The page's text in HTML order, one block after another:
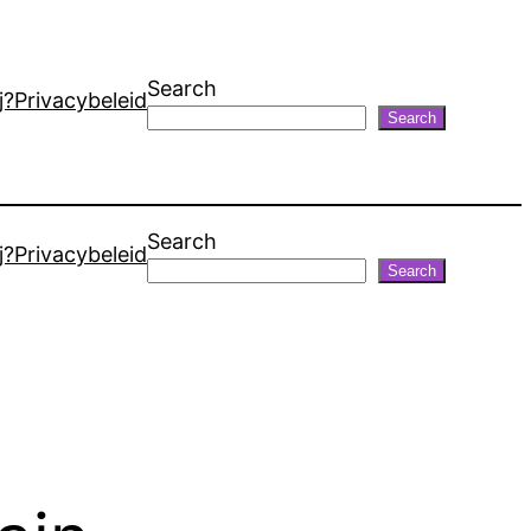
PrivacybeleidSearch
Search
PrivacybeleidSearch
Search